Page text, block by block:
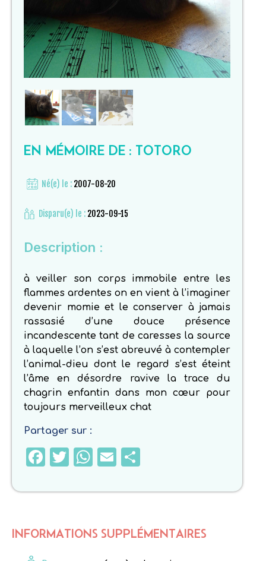
EN MÉMOIRE DE : TOTORO
Né(e) le : 2007-08-20
Disparu(e) le : 2023-09-15
Description :
à veiller son corps immobile entre les
flammes ardentes on en vient à l’imaginer
devenir momie et le conserver à jamais
rassasié d’une douce présence
incandescente tant de caresses la source
à laquelle l’on s’est abreuvé à contempler
l’animal-dieu dont le regard s’est éteint
l’âme en désordre ravive la trace du
chagrin enfantin dans mon cœur pour
toujours merveilleux chat
Partager sur :
Facebook
Twitter
WhatsApp
Email
INFORMATIONS SUPPLÉMENTAIRES